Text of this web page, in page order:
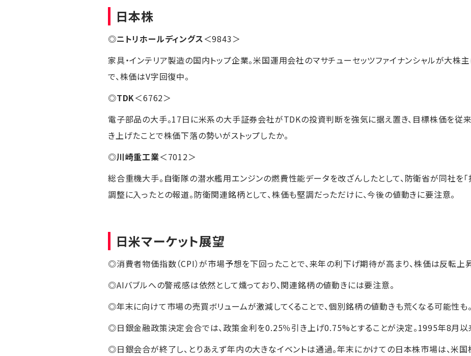
日本株
◎ニトリホールディングス＜9843＞
家具・インテリア製造の国内トップ企業。米国運用会社のマサチューセッツファイナンシャルが大株
で、株価はV字回復中。
◎TDK＜6762＞
電子部品の大手。17日に米系の大手証券会社がTDKの投資判断を強気に据え置き、目標株価を従
き上げたことで株価下落の勢いがストップしたか。
◎川崎重工業＜7012＞
総合重機大手。自衛隊の潜水艦用エンジンの燃費性能データを改ざんしたとして、防衛省が同社を
調整に入ったとの報道。防衛関連銘柄として、株価も堅調だっただけに、今後の値動きに要注意。
日米マーケット展望
◎消費者物価指数（CPI）が市場予想を下回ったことで、来年の利下げ期待が高まり、株価は反転上
◎AIバブルへの警戒感は依然として燻っており、関連銘柄の値動きには要注意。
◎年末に向けて市場の売買ボリュームが激減してくることで、個別銘柄の値動きも荒くなる可能性も。
◎日銀金融政策決定会合では、政策金利を0.25％引き上げ0.75%とすることが決定。1995年8月以
◎日銀会合が終了し、とりあえず年内の大きなイベントは通過。年末にかけての日本株市場は、米